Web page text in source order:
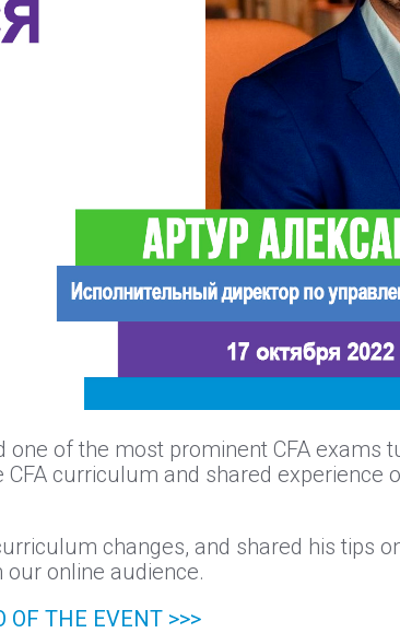
one of the most prominent CFA exams
curriculum and shared experience
changes, and shared his tips
online audience.
OF THE EVENT >>>